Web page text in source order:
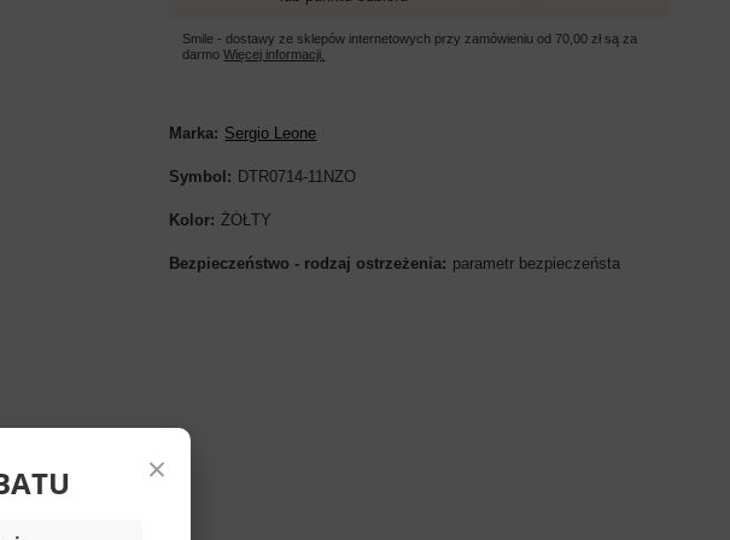
Smile - dostawy ze sklepów internetowych przy zamówieniu od 70,00 zł są za
darmoWięcej informacji.
Marka Sergio Leone
Symbol DTR0714-11NZO
Kolor ŻÓŁTY
Bezpieczeństwo - rodzaj ostrzeżenia parametr bezpieczeństa
×